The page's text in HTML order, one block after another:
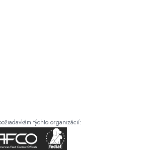
týchto organizácií: